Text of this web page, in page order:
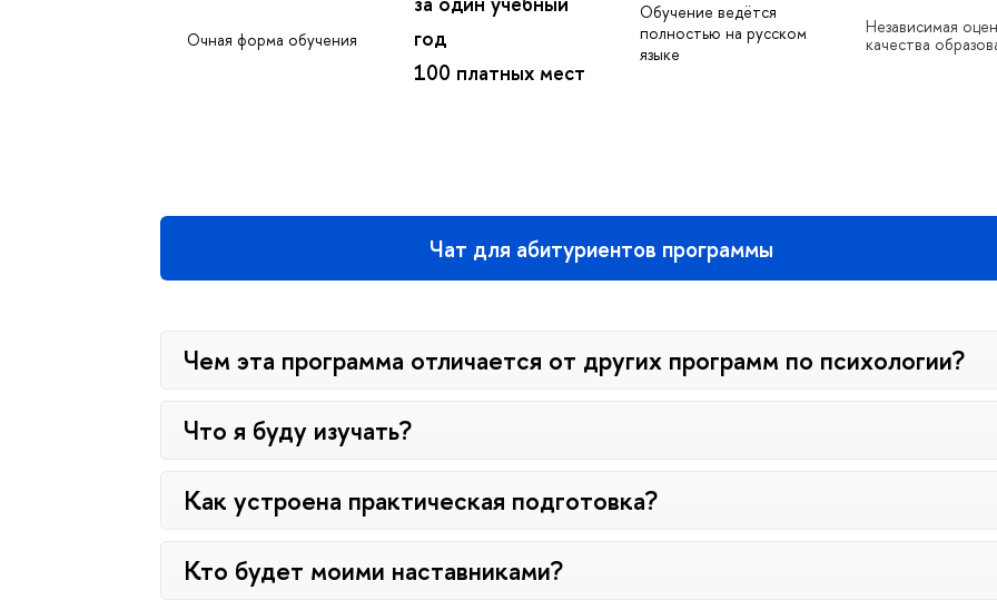
Очная форма обучения
год
100 платных мест
Обучение ведётся
полностью на русском
языке
Независимая
качества
Чат для абитуриентов программы
Чем эта программа отличается от других программ по психологии?
Что я буду изучать?
Как устроена практическая подготовка?
Кто будет моими наставниками?